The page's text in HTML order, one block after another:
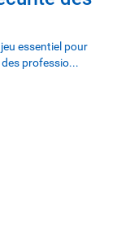
essentiel pour
professio...